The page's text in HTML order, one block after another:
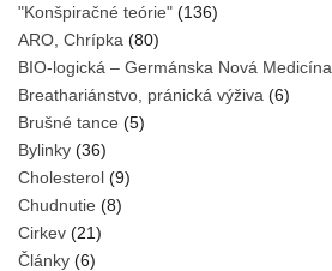
"Konšpiračné teórie" (136)
ARO, Chrípka (80)
BIO-logická – Germánska Nová Medicína
Breathariánstvo, pránická výživa (6)
Brušné tance (5)
Bylinky (36)
Cholesterol (9)
Chudnutie (8)
Cirkev (21)
Články (6)